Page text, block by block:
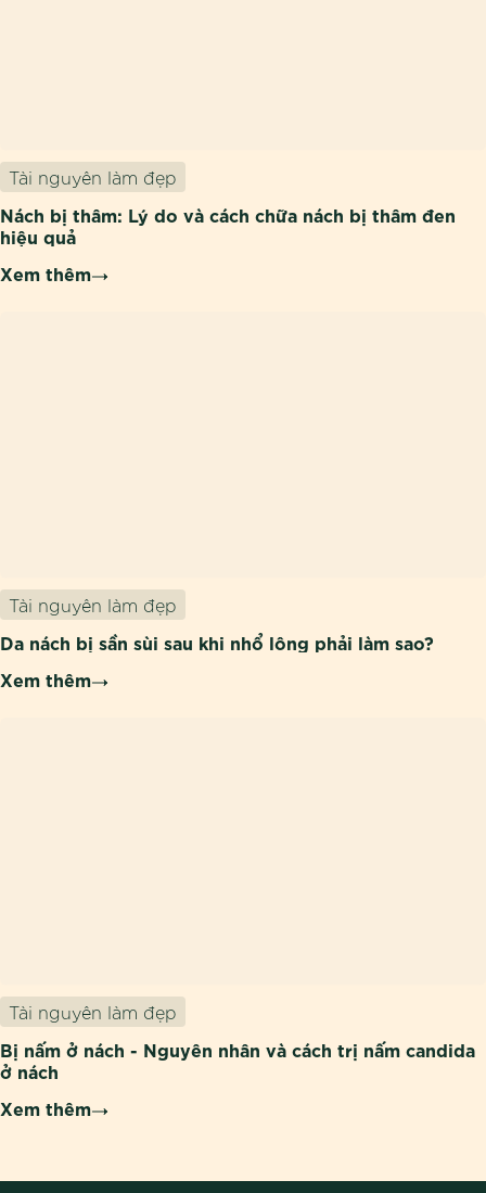
Tài nguyên làm đẹp
Nách bị thâm: Lý do và cách chữa nách bị thâm đen
hiệu quả
Xem thêm
Tài nguyên làm đẹp
Da nách bị sần sùi sau khi nhổ lông phải làm sao?
Xem thêm
Tài nguyên làm đẹp
Bị nấm ở nách - Nguyên nhân và cách trị nấm candida
ở nách
Xem thêm